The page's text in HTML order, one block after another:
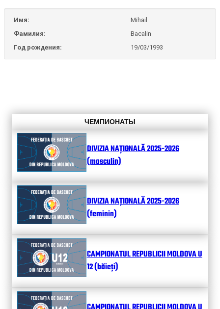
Имя:
Mihail
Фамилия:
Bacalin
Год рождения:
19/03/1993
ЧЕМПИОНАТЫ
DIVIZIA NAȚIONALĂ 2025-2026
(masculin)
DIVIZIA NAȚIONALĂ 2025-2026
(feminin)
CAMPIONATUL REPUBLICII MOLDOVA U
12 (băieți)